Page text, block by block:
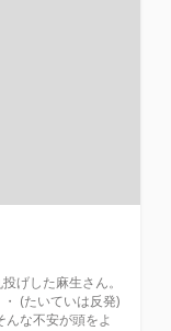
げした麻生さん。
(たいていは反発)
な不安が頭をよ